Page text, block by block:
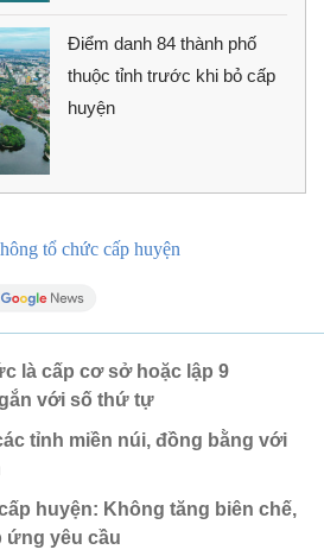
tổ chức cấp huyện
Điểm danh 84 thành phố
thuộc tỉnh trước khi bỏ cấp
huyện
là cấp cơ sở hoặc lập 9
với số thứ tự
tỉnh miền núi, đồng bằng với
huyện: Không tăng biên chế,
ứng yêu cầu